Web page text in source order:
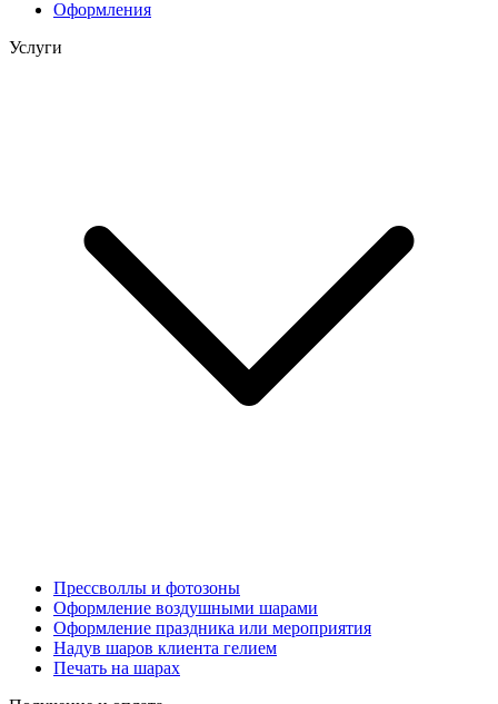
Оформления
Услуги
Прессволлы и фотозоны
Оформление воздушными шарами
Оформление праздника или мероприятия
Надув шаров клиента гелием
Печать на шарах